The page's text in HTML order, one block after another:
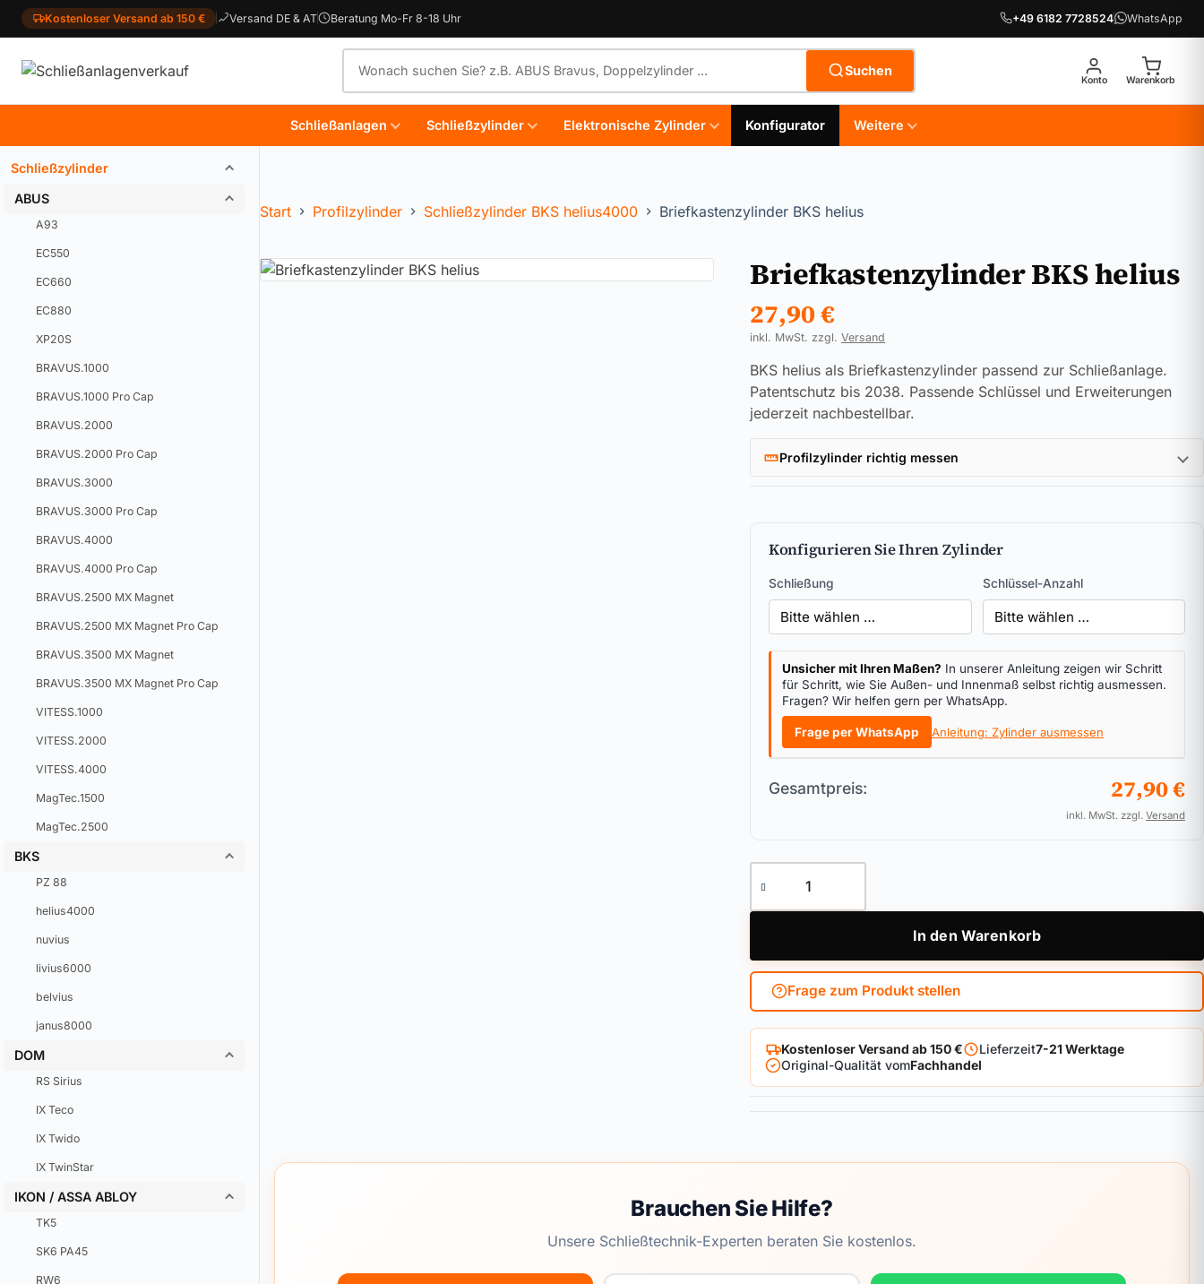
Kostenloser Versand ab 150 € Versand DE & AT Beratung Mo-Fr 8-18 Uhr +49 6182 7728524 WhatsApp
Suchen
Konto Warenkorb
Schließanlagen Schließzylinder Elektronische Zylinder Konfigurator Weitere
Schließzylinder
ABUS
A93
EC550
EC660
EC880
XP20S
BRAVUS.1000
BRAVUS.1000 Pro Cap
BRAVUS.2000
BRAVUS.2000 Pro Cap
BRAVUS.3000
BRAVUS.3000 Pro Cap
BRAVUS.4000
BRAVUS.4000 Pro Cap
BRAVUS.2500 MX Magnet
BRAVUS.2500 MX Magnet Pro Cap
BRAVUS.3500 MX Magnet
BRAVUS.3500 MX Magnet Pro Cap
VITESS.1000
VITESS.2000
VITESS.4000
MagTec.1500
MagTec.2500
BKS
PZ 88
helius4000
nuvius
livius6000
belvius
janus8000
DOM
RS Sirius
IX Teco
IX Twido
IX TwinStar
IKON / ASSA ABLOY
TK5
SK6 PA45
RW6
Start Profilzylinder Schließzylinder BKS helius4000 Briefkastenzylinder BKS helius
Briefkastenzylinder BKS helius
27,90€
inkl. MwSt. zzgl. Versand
BKS helius als Briefkastenzylinder passend zur Schließanlage.
Patentschutz bis 2038. Passende Schlüssel und Erweiterungen
jederzeit nachbestellbar.
Profilzylinder richtig messen
Konfigurieren Sie Ihren Zylinder
Schließung Schlüssel-Anzahl
Unsicher mit Ihren Maßen? In unserer Anleitung zeigen wir Schritt
für Schritt, wie Sie Außen- und Innenmaß selbst richtig ausmessen.
Fragen? Wir helfen gern per WhatsApp.
Frage per WhatsApp Anleitung: Zylinder ausmessen
Gesamtpreis: 27,90 €
inkl. MwSt. zzgl. Versand
In den Warenkorb
Frage zum Produkt stellen
Kostenloser Versand ab 150 € Lieferzeit7-21 Werktage
Original-Qualität vomFachhandel
Brauchen Sie Hilfe?
Unsere Schließtechnik-Experten beraten Sie kostenlos.